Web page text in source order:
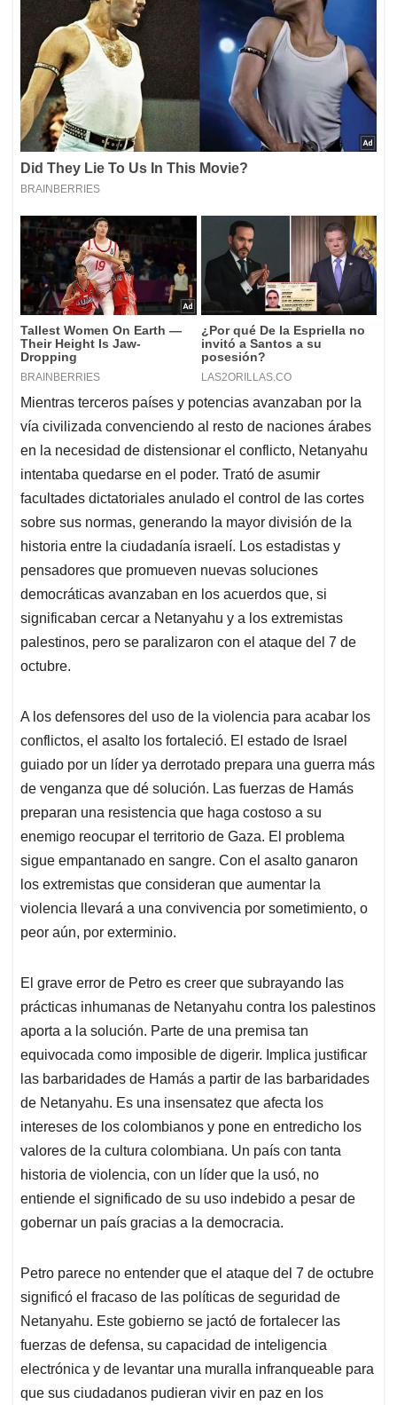
Mientras terceros países y potencias avanzaban por la
vía civilizada convenciendo al resto de naciones árabes
en la necesidad de distensionar el conflicto, Netanyahu
intentaba quedarse en el poder. Trató de asumir
facultades dictatoriales anulado el control de las cortes
sobre sus normas, generando la mayor división de la
historia entre la ciudadanía israelí. Los estadistas y
pensadores que promueven nuevas soluciones
democráticas avanzaban en los acuerdos que, si
significaban cercar a Netanyahu y a los extremistas
palestinos, pero se paralizaron con el ataque del 7 de
octubre.
A los defensores del uso de la violencia para acabar los
conflictos, el asalto los fortaleció. El estado de Israel
guiado por un líder ya derrotado prepara una guerra más
de venganza que dé solución. Las fuerzas de Hamás
preparan una resistencia que haga costoso a su
enemigo reocupar el territorio de Gaza. El problema
sigue empantanado en sangre. Con el asalto ganaron
los extremistas que consideran que aumentar la
violencia llevará a una convivencia por sometimiento, o
peor aún, por exterminio.
El grave error de Petro es creer que subrayando las
prácticas inhumanas de Netanyahu contra los palestinos
aporta a la solución. Parte de una premisa tan
equivocada como imposible de digerir. Implica justificar
las barbaridades de Hamás a partir de las barbaridades
de Netanyahu. Es una insensatez que afecta los
intereses de los colombianos y pone en entredicho los
valores de la cultura colombiana. Un país con tanta
historia de violencia, con un líder que la usó, no
entiende el significado de su uso indebido a pesar de
gobernar un país gracias a la democracia.
Petro parece no entender que el ataque del 7 de octubre
significó el fracaso de las políticas de seguridad de
Netanyahu. Este gobierno se jactó de fortalecer las
fuerzas de defensa, su capacidad de inteligencia
electrónica y de levantar una muralla infranqueable para
que sus ciudadanos pudieran vivir en paz en los